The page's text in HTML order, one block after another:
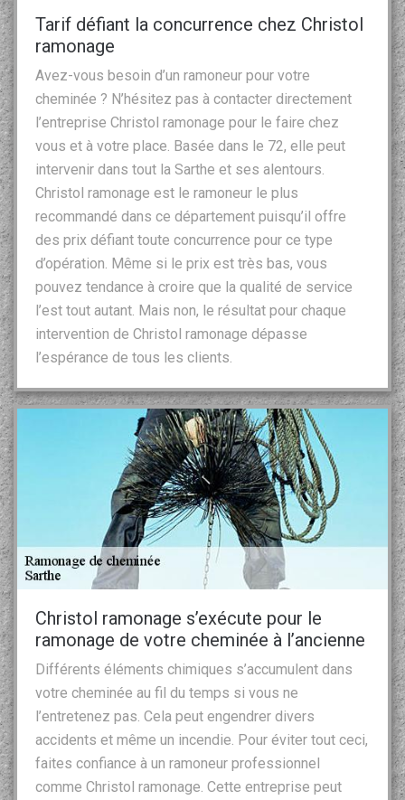
Tarif défiant la concurrence chez Christol
ramonage
Avez-vous besoin d’un ramoneur pour votre
cheminée ? N’hésitez pas à contacter directement
l’entreprise Christol ramonage pour le faire chez
vous et à votre place. Basée dans le 72, elle peut
intervenir dans tout la Sarthe et ses alentours.
Christol ramonage est le ramoneur le plus
recommandé dans ce département puisqu’il offre
des prix défiant toute concurrence pour ce type
d’opération. Même si le prix est très bas, vous
pouvez tendance à croire que la qualité de service
l’est tout autant. Mais non, le résultat pour chaque
intervention de Christol ramonage dépasse
l’espérance de tous les clients.
Christol ramonage s’exécute pour le
ramonage de votre cheminée à l’ancienne
Différents éléments chimiques s’accumulent dans
votre cheminée au fil du temps si vous ne
l’entretenez pas. Cela peut engendrer divers
accidents et même un incendie. Pour éviter tout ceci,
faites confiance à un ramoneur professionnel
comme Christol ramonage. Cette entreprise peut